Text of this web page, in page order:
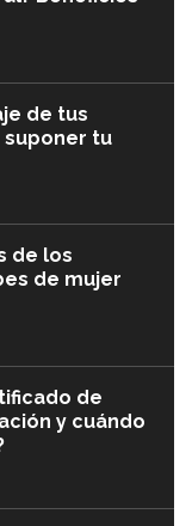
de tus
tu
de los
de mujer
de
y cuándo